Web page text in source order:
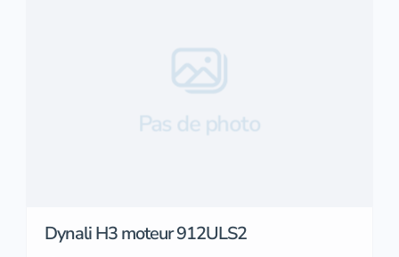
Pas de photo
Dynali H3 moteur 912ULS2